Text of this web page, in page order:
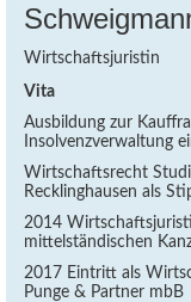
Wirtschaftsjuristin
Vita
Ausbildung zur
Insolvenzverwaltung
Wirtschaftsrecht
Recklinghausen als
2014
mittelständischen
2017 Eintritt als
Punge & Partner mbB